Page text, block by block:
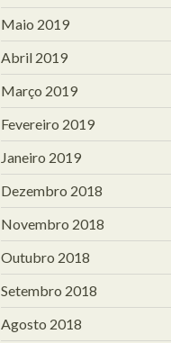
Maio 2019
Abril 2019
Março 2019
Fevereiro 2019
Janeiro 2019
Dezembro 2018
Novembro 2018
Outubro 2018
Setembro 2018
Agosto 2018